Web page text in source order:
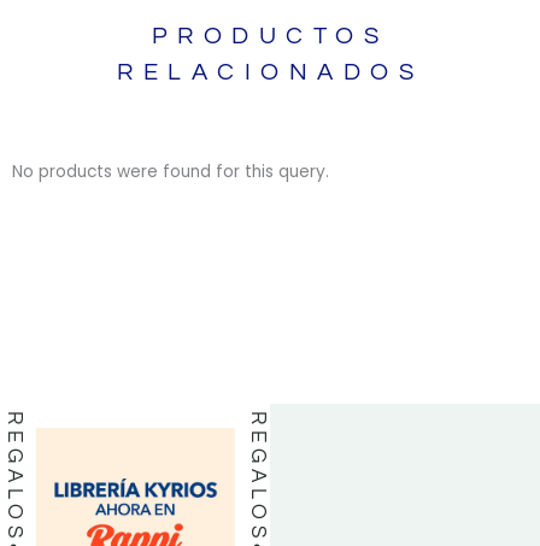
PRODUCTOS
RELACIONADOS
No products were found for this query.
REGALOS
REGALOS